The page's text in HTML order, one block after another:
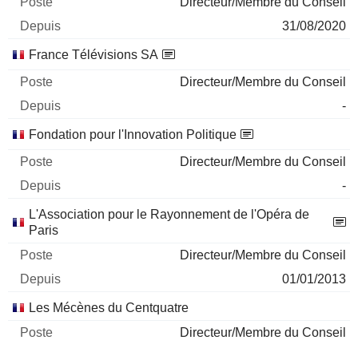
31/08/2020
France Télévisions SA
Directeur/Membre du Conseil
-
Fondation pour l'Innovation Politique
Directeur/Membre du Conseil
-
L'Association pour le Rayonnement de l'Opéra de
Paris
Directeur/Membre du Conseil
01/01/2013
Les Mécènes du Centquatre
Directeur/Membre du Conseil